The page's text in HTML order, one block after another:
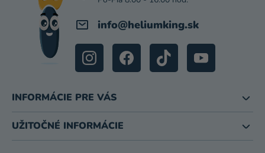
info@heliumking.sk
INFORMÁCIE PRE VÁS
UŽITOČNÉ INFORMÁCIE